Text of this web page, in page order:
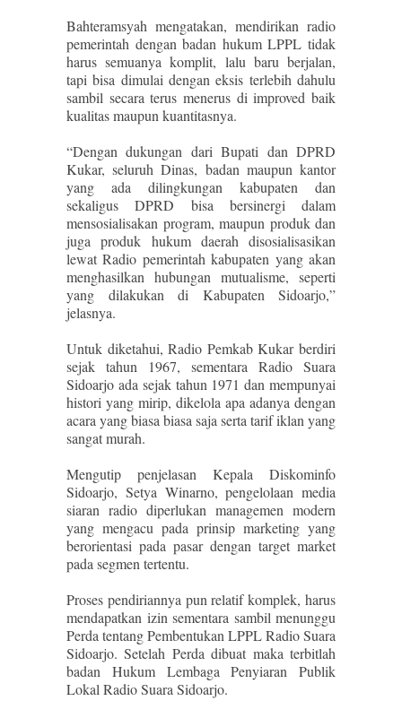
Bahteramsyah mengatakan, mendirikan radio
pemerintah dengan badan hukum LPPL tidak
harus semuanya komplit, lalu baru berjalan,
tapi bisa dimulai dengan eksis terlebih dahulu
sambil secara terus menerus di improved baik
kualitas maupun kuantitasnya.
“Dengan dukungan dari Bupati dan DPRD
Kukar, seluruh Dinas, badan maupun kantor
yang ada dilingkungan kabupaten dan
sekaligus DPRD bisa bersinergi dalam
mensosialisakan program, maupun produk dan
juga produk hukum daerah disosialisasikan
lewat Radio pemerintah kabupaten yang akan
menghasilkan hubungan mutualisme, seperti
yang dilakukan di Kabupaten Sidoarjo,”
jelasnya.
Untuk diketahui, Radio Pemkab Kukar berdiri
sejak tahun 1967, sementara Radio Suara
Sidoarjo ada sejak tahun 1971 dan mempunyai
histori yang mirip, dikelola apa adanya dengan
acara yang biasa biasa saja serta tarif iklan yang
sangat murah.
Mengutip penjelasan Kepala Diskominfo
Sidoarjo, Setya Winarno, pengelolaan media
siaran radio diperlukan managemen modern
yang mengacu pada prinsip marketing yang
berorientasi pada pasar dengan target market
pada segmen tertentu.
Proses pendiriannya pun relatif komplek, harus
mendapatkan izin sementara sambil menunggu
Perda tentang Pembentukan LPPL Radio Suara
Sidoarjo. Setelah Perda dibuat maka terbitlah
badan Hukum Lembaga Penyiaran Publik
Lokal Radio Suara Sidoarjo.